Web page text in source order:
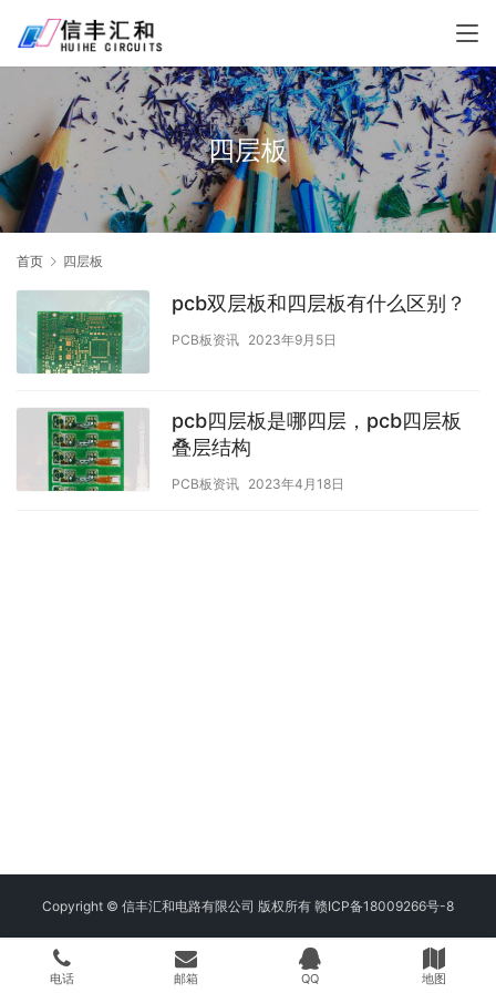
四层板
首页 四层板
pcb双层板和四层板有什么区别？
PCB板资讯 2023年9月5日
pcb四层板是哪四层，pcb四层板
叠层结构
PCB板资讯 2023年4月18日
Copyright © 信丰汇和电路有限公司 版权所有 赣ICP备18009266号-8
电话 邮箱 QQ 地图